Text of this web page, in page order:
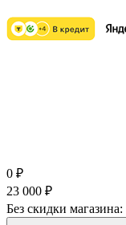
0 ₽
23 000 ₽
Без скидки магазина: